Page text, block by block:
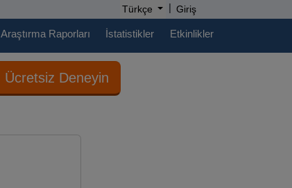
Türkçe | Giriş
Araştırma Raporları İstatistikler Etkinlikler
Ücretsiz Deneyin